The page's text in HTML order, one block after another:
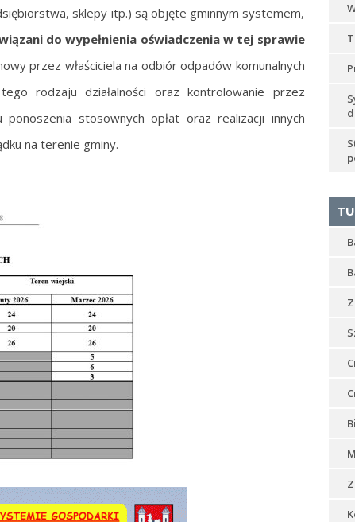
sklepy itp.) są objęte gminnym systemem,
do wypełnienia oświadczenia w tej sprawie
przez właściciela na odbiór odpadów komunalnych
rodzaju działalności oraz kontrolowanie przez
stosownych opłat oraz realizacji innych
na terenie gminy.